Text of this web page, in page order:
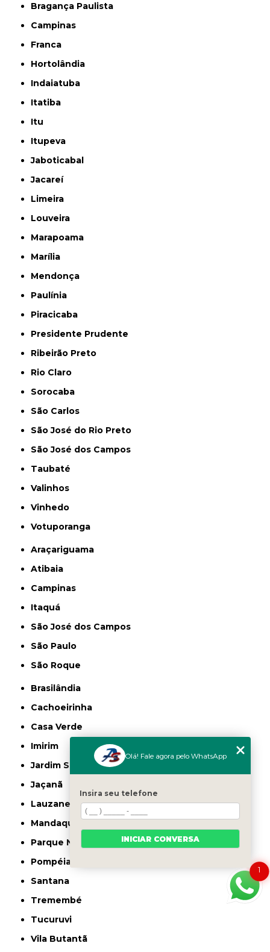
Bragança Paulista
Campinas
Franca
Hortolândia
Indaiatuba
Itatiba
Itu
Itupeva
Jaboticabal
Jacareí
Limeira
Louveira
Marapoama
Marília
Mendonça
Paulínia
Piracicaba
Presidente Prudente
Ribeirão Preto
Rio Claro
Sorocaba
São Carlos
São José do Rio Preto
São José dos Campos
Taubaté
Valinhos
Vinhedo
Votuporanga
Araçariguama
Atibaia
Campinas
Itaquá
São José dos Campos
São Paulo
São Roque
Brasilândia
Cachoeirinha
Casa Verde
Imirim
Jardim São Paulo
Jaçanã
Lauzane Paulista
Mandaqui
Parque Novo Mundo
Pompéia
Santana
Tremembé
Tucuruvi
Vila Butantã
1
Olá! Fale agora pelo WhatsApp
Insira seu telefone
INICIAR CONVERSA